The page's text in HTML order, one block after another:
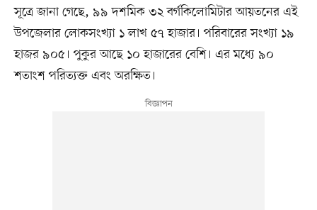
সূত্রে জানা গেছে, ৯৯ দশমিক ৩২ বর্গকিলোমিটার আয়তনের এই
উপজেলার লোকসংখ্যা ১ লাখ ৫৭ হাজার। পরিবারের সংখ্যা ১৯
হাজর ৯০৫। পুকুর আছে ১০ হাজারের বেশি। এর মধ্যে ৯০
শতাংশ পরিত্যক্ত এবং অরক্ষিত।